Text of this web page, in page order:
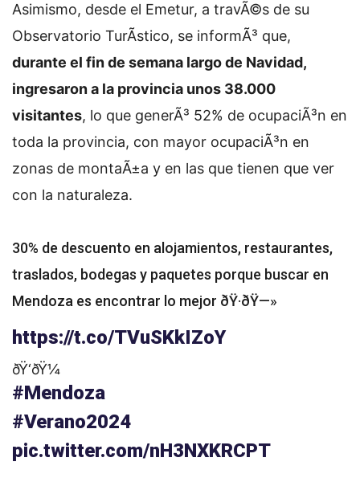
Asimismo, desde el Emetur, a travÃ©s de su
Observatorio TurÃ­stico, se informÃ³ que,
durante el fin de semana largo de Navidad,
ingresaron a la provincia unos 38.000
visitantes, lo que generÃ³ 52% de ocupaciÃ³n en
toda la provincia, con mayor ocupaciÃ³n en
zonas de montaÃ±a y en las que tienen que ver
con la naturaleza.
30% de descuento en alojamientos, restaurantes,
traslados, bodegas y paquetes porque buscar en
Mendoza es encontrar lo mejor ðŸ·ðŸ—»
https://t.co/TVuSKkIZoY
ðŸ‘ðŸ¼
#Mendoza
#Verano2024
pic.twitter.com/nH3NXKRCPT